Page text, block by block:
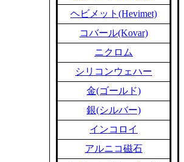
ヘビメット(Hevimet)
コバール(Kovar)
ニクロム
シリコンウェハー
金(ゴールド)
銀(シルバー)
インコロイ
アルニコ磁石